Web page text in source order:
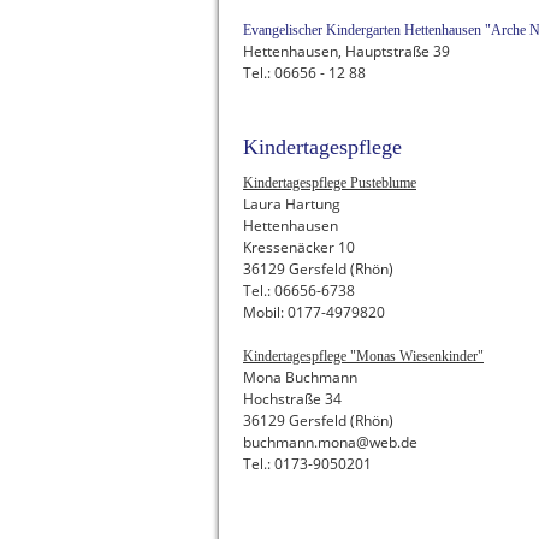
Evangelischer Kindergarten Hettenhausen "Arche
Hettenhausen, Hauptstraße 39
Tel.: 06656 - 12 88
Kindertagespflege
Kindertagespflege Pusteblume
Laura Hartung
Hettenhausen
Kressenäcker 10
36129 Gersfeld (Rhön)
Tel.: 06656-6738
Mobil: 0177-4979820
Kindertagespflege "Monas Wiesenkinder"
Mona Buchmann
Hochstraße 34
36129 Gersfeld (Rhön)
buchmann.mona@web.de
Tel.: 0173-9050201